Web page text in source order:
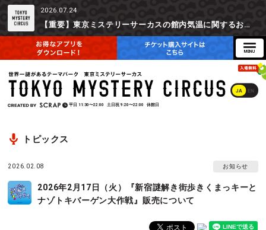
2026.07.24
【重要】東京ミステリーサーカスの館内気温に関するお詫びとご参加辞退時の返金対応について
JA EN
平日 11:30〜22:00 土日祝 9:20〜22:00 休館日
トピックス
2026.02.08 お知らせ
2026年2月17日（火）『新宿謎解き街歩きくまっキーと
ナゾトキバーゲン大作戦』販売について